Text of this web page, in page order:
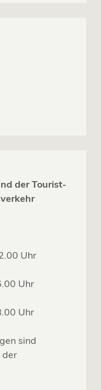
der Tourist-
Uhr
Uhr
Uhr
sind
der